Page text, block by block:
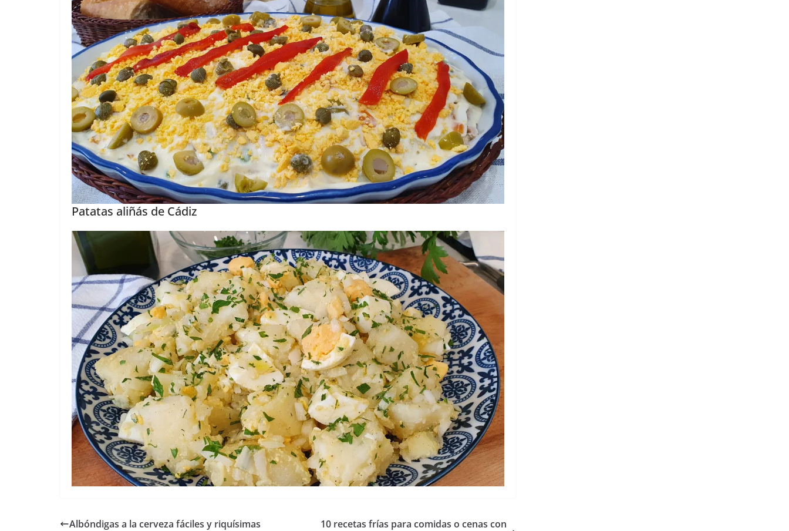
Patatas aliñás de Cádiz
Albóndigas a la cerveza fáciles y riquísimas
10 recetas frías para comidas o cenas con